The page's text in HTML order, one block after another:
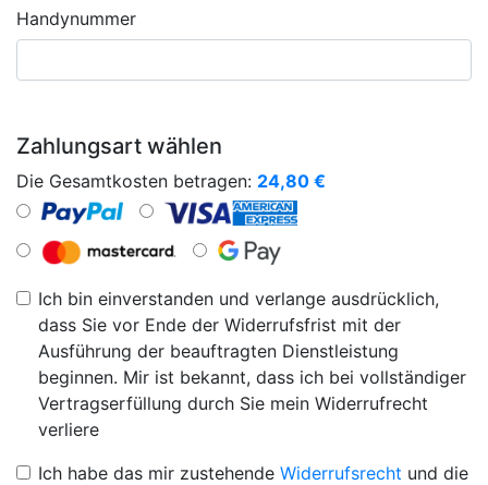
Handynummer
Zahlungsart wählen
Die Gesamtkosten betragen: 24,80 €
Ich bin einverstanden und verlange ausdrücklich,
dass Sie vor Ende der Widerrufsfrist mit der
Ausführung der beauftragten Dienstleistung
beginnen. Mir ist bekannt, dass ich bei vollständiger
Vertragserfüllung durch Sie mein Widerrufrecht
verliere
Ich habe das mir zustehende Widerrufsrecht und die